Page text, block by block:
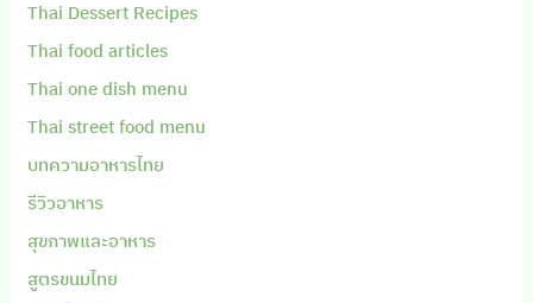
Thai Dessert Recipes
Thai food articles
Thai one dish menu
Thai street food menu
บทความอาหารไทย
รีวิวอาหาร
สุขภาพและอาหาร
สูตรขนมไทย